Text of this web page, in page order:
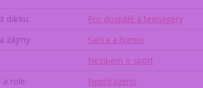
dárku
Pro dospělé a teenagery
zájmy
Satira a humor
Nezájem o sport
a role
Nepřířazeno